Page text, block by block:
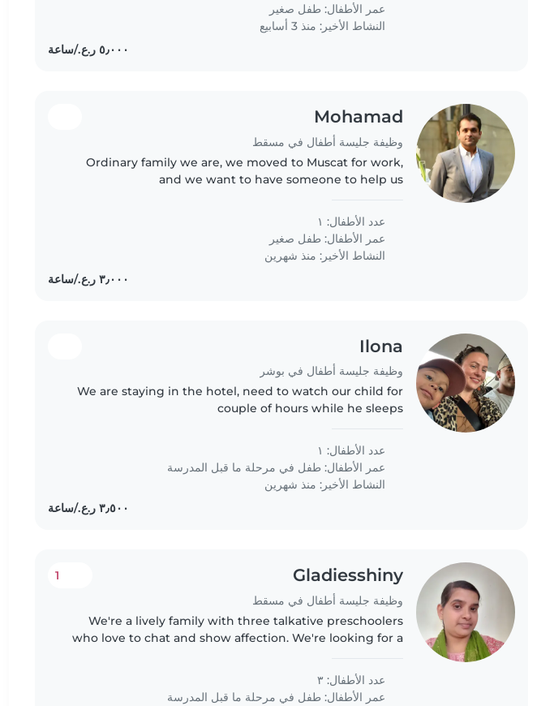
عمر الأطفال: طفل صغير
النشاط الأخير: منذ 3 أسابيع
Mohamad
وظيفة جليسة أطفال في مسقط
Ordinary family we are, we moved to Muscat for work,
and we want to have someone to help us
عدد الأطفال: ١
عمر الأطفال: طفل صغير
النشاط الأخير: منذ شهرين
Ilona
وظيفة جليسة أطفال في بوشر
We are staying in the hotel, need to watch our child for
couple of hours while he sleeps
عدد الأطفال: ١
عمر الأطفال: طفل في مرحلة ما قبل المدرسة
النشاط الأخير: منذ شهرين
Gladiesshiny
وظيفة جليسة أطفال في مسقط
1
We're a lively family with three talkative preschoolers
who love to chat and show affection. We're looking for a
Someone who enjoys..
عدد الأطفال: ٣
عمر الأطفال: طفل في مرحلة ما قبل المدرسة